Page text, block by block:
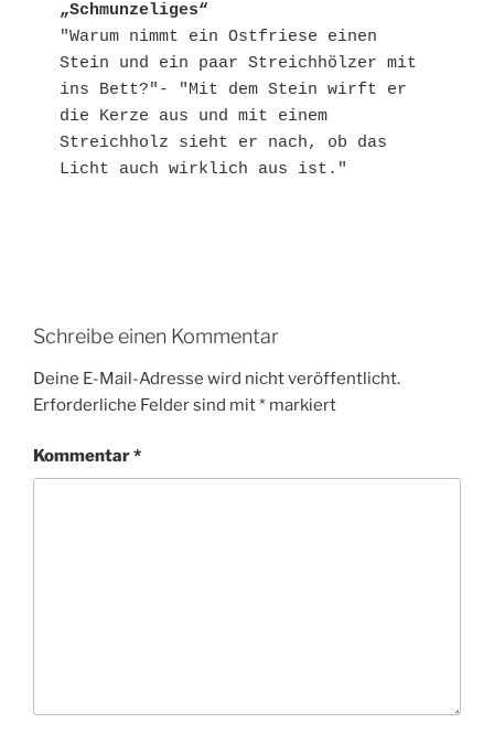
„Schmunzeliges“
"Warum nimmt ein Ostfriese einen
Stein und ein paar Streichhölzer mit
ins Bett?"- "Mit dem Stein wirft er
die Kerze aus und mit einem
Streichholz sieht er nach, ob das
Licht auch wirklich aus ist."
Schreibe einen Kommentar
Deine E-Mail-Adresse wird nicht veröffentlicht.
Erforderliche Felder sind mit* markiert
Kommentar*